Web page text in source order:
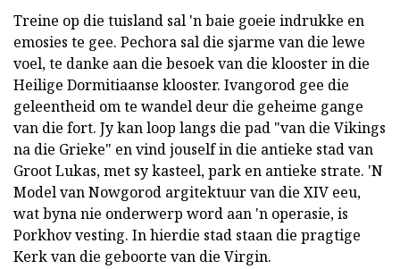
Treine op die tuisland sal 'n baie goeie indrukke en
emosies te gee. Pechora sal die sjarme van die lewe
voel, te danke aan die besoek van die klooster in die
Heilige Dormitiaanse klooster. Ivangorod gee die
geleentheid om te wandel deur die geheime gange
van die fort. Jy kan loop langs die pad "van die Vikings
na die Grieke" en vind jouself in die antieke stad van
Groot Lukas, met sy kasteel, park en antieke strate. 'N
Model van Nowgorod argitektuur van die XIV eeu,
wat byna nie onderwerp word aan 'n operasie, is
Porkhov vesting. In hierdie stad staan die pragtige
Kerk van die geboorte van die Virgin.